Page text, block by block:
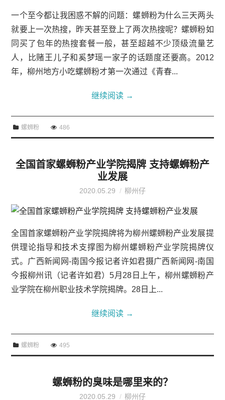
一个至今都让我困惑不解的问题：螺蛳粉为什么三天两头
就要上一次热搜，昨天甚至登上了两次热搜呢？螺蛳粉如
同买了包年的热搜套餐一般，甚至超越不少顶级流量艺
人，比赌王儿子和奚梦瑶一家子的话题度还要高。2012
年，柳州地方小吃螺蛳粉才第一次通过《青春...
继续阅读 →
螺蛳粉 486
全国首家螺蛳粉产业学院揭牌 支持螺蛳粉产
业发展
2020.05.29 柳州仔
全国首家螺蛳粉产业学院揭牌将为柳州螺蛳粉产业发展提
供理论指导和技术支撑图为柳州螺蛳粉产业学院揭牌仪
式。广西新闻网-南国今报记者许如君摄广西新闻网-南国
今报柳州讯（记者许如君）5月28日上午，柳州螺蛳粉产
业学院在柳州职业技术学院揭牌。28日上...
继续阅读 →
螺蛳粉 495
螺蛳粉的臭味是哪里来的？
2020.05.29 柳州仔